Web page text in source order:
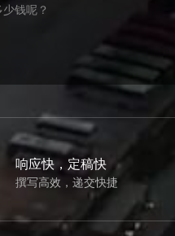
钱呢？
响应快，定稿快
撰写高效，递交快捷